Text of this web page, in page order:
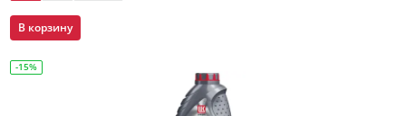
В корзину
-15%